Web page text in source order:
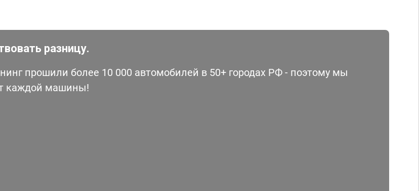
разницу.
прошили более 10 000 автомобилей в 50+ городах РФ - поэтому мы
каждой машины!